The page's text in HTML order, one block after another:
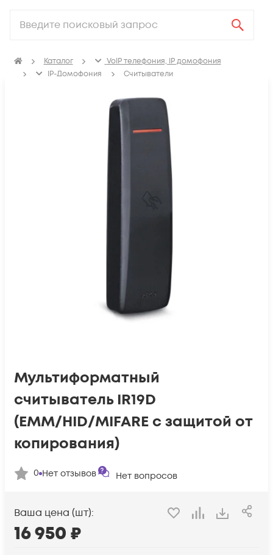
Каталог
VoIP телефония, IP домофония
IP-Домофония
Считыватели
Мультиформатный
считыватель IR19D
(EMM/HID/MIFARE с защитой от
копирования)
0 Нет отзывов Нет вопросов
Ваша цена (шт):
16 950 ₽